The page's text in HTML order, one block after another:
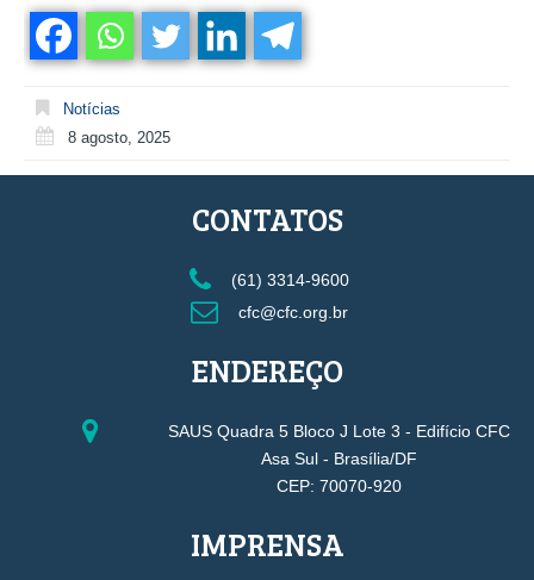
Notícias
8 agosto, 2025
CONTATOS
(61) 3314-9600
cfc@cfc.org.br
ENDEREÇO
SAUS Quadra 5 Bloco J Lote 3 - Edifício CFC
Asa Sul - Brasília/DF
CEP: 70070-920
IMPRENSA